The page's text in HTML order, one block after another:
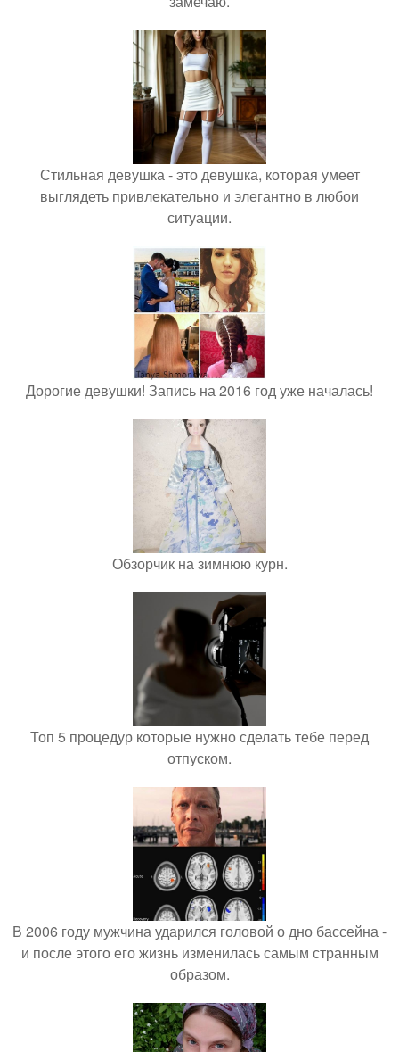
Стильная девушка - это девушка, которая умеет
выглядеть привлекательно и элегантно в любои
ситуации.
Дорогие девушки! Запись на 2016 год уже началась!
Обзорчик на зимнюю курн.
Топ 5 процедур которые нужно сделать тебе перед
отпуском.
В 2006 году мужчина ударился головой о дно бассейна -
и после этого его жизнь изменилась самым странным
образом.